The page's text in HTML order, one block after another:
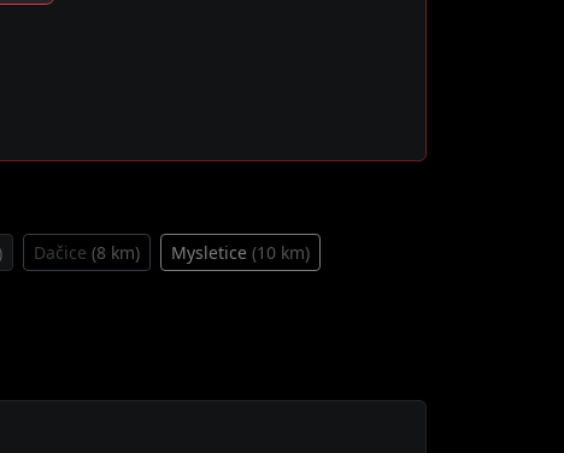
Dačice (8 km) Mysletice (10 km)